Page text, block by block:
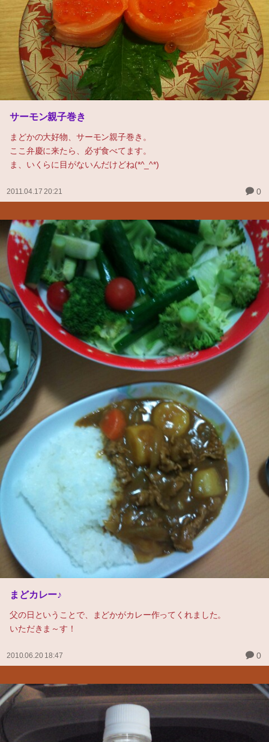
サーモン親子巻き
まどかの大好物、サーモン親子巻き。
ここ弁慶に来たら、必ず食べてます。
ま、いくらに目がないんだけどね(*^_^*)
2011.04.17 20:21 0
まどカレー♪
父の日ということで、まどかがカレー作ってくれました。
いただきま～す！
2010.06.20 18:47 0